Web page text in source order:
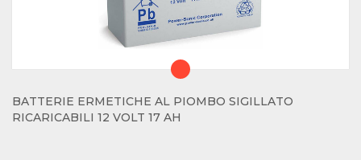
BATTERIE ERMETICHE AL PIOMBO SIGILLATO
RICARICABILI 12 VOLT 17 AH